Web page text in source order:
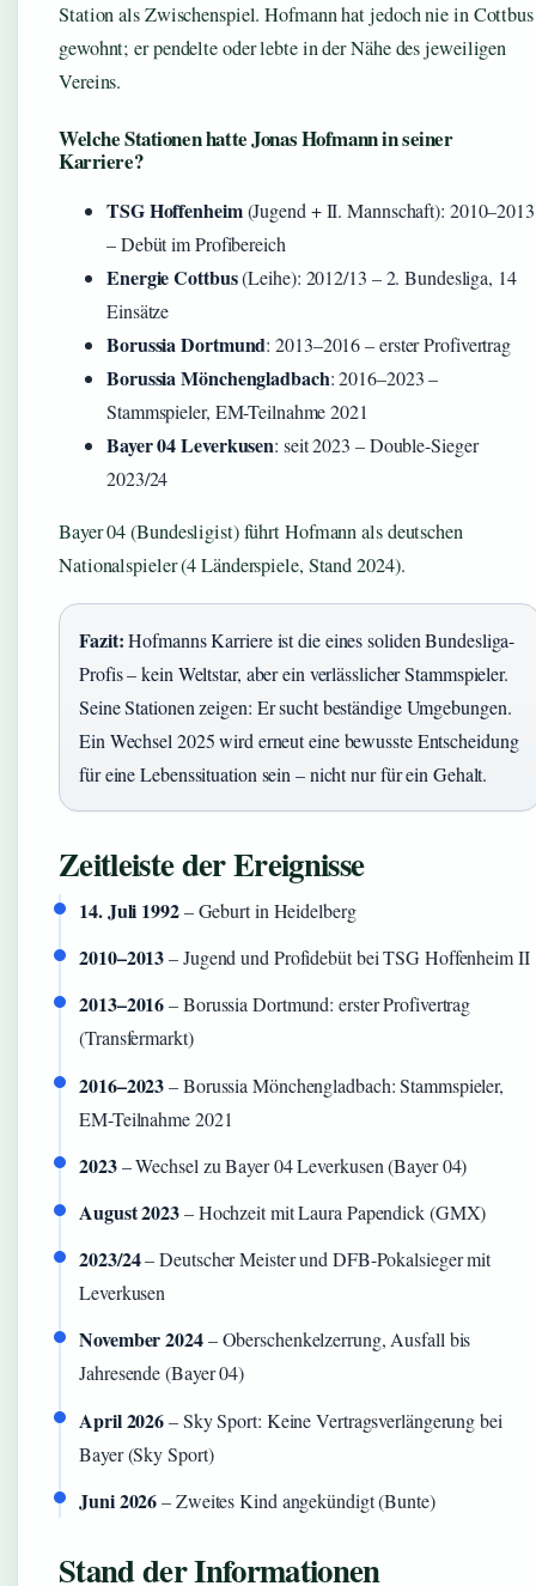
Station als Zwischenspiel. Hofmann hat jedoch nie in Cottbus
gewohnt; er pendelte oder lebte in der Nähe des jeweiligen
Vereins.
Welche Stationen hatte Jonas Hofmann in seiner
Karriere?
TSG Hoffenheim(Jugend + II. Mannschaft): 2010–2013
– Debüt im Profibereich
Energie Cottbus(Leihe): 2012/13 – 2. Bundesliga, 14
Einsätze
Borussia Dortmund: 2013–2016 – erster Profivertrag
Borussia Mönchengladbach: 2016–2023 –
Stammspieler, EM-Teilnahme 2021
Bayer 04 Leverkusen: seit 2023 – Double-Sieger
2023/24
Bayer 04 (Bundesligist) führt Hofmann als deutschen
Nationalspieler (4 Länderspiele, Stand 2024).
Fazit:Hofmanns Karriere ist die eines soliden Bundesliga-
Profis – kein Weltstar, aber ein verlässlicher Stammspieler.
Seine Stationen zeigen: Er sucht beständige Umgebungen.
Ein Wechsel 2025 wird erneut eine bewusste Entscheidung
für eine Lebenssituation sein – nicht nur für ein Gehalt.
Zeitleiste der Ereignisse
14. Juli 1992– Geburt in Heidelberg
2010–2013– Jugend und Profidebüt bei TSG Hoffenheim II
2013–2016– Borussia Dortmund: erster Profivertrag
(Transfermarkt)
2016–2023– Borussia Mönchengladbach: Stammspieler,
EM-Teilnahme 2021
2023– Wechsel zu Bayer 04 Leverkusen (Bayer 04)
August 2023– Hochzeit mit Laura Papendick (GMX)
2023/24– Deutscher Meister und DFB-Pokalsieger mit
Leverkusen
November 2024– Oberschenkelzerrung, Ausfall bis
Jahresende (Bayer 04)
April 2026– Sky Sport: Keine Vertragsverlängerung bei
Bayer (Sky Sport)
Juni 2026– Zweites Kind angekündigt (Bunte)
Stand der Informationen